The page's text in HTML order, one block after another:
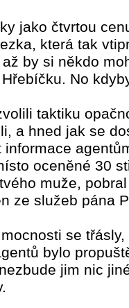
jako čtvrtou
která tak
až by si někdo
No
taktiku
a hned jak se
informace
oceněné 30
muže,
ze služeb pána
se
bylo
jim nic